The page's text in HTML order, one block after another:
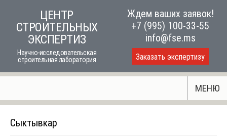
content
ЦЕНТР
СТРОИТЕЛЬНЫХ
ЭКСПЕРТИЗ
Научно-исследовательская
строительная лаборатория
Ждем ваших заявок!
+7 (995) 100-33-55
info@fse.ms
Заказать экспертизу
МЕНЮ
Сыктывкар